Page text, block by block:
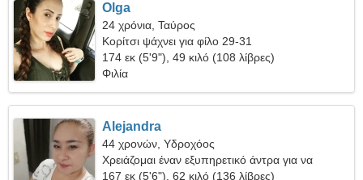
Olga
24 χρόνια, Ταύρος
Κορίτσι ψάχνει για φίλο 29-31
174 εκ (5'9"), 49 κιλό (108 λίβρες)
Φιλία
Alejandra
44 χρονών, Υδροχόος
Χρειάζομαι έναν εξυπηρετικό άντρα για να
ταξιδέψουμε μαζί
167 εκ (5'6"), 62 κιλό (136 λίβρες)